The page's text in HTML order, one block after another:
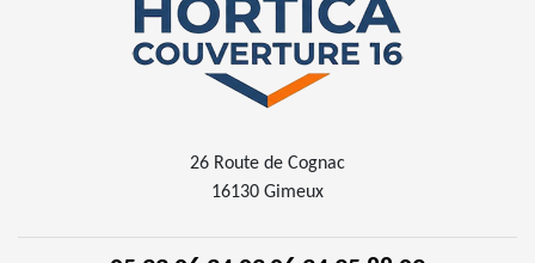
26 Route de Cognac
16130 Gimeux